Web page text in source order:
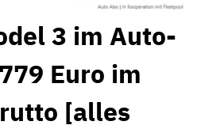
3 im Auto-
Euro im
[alles